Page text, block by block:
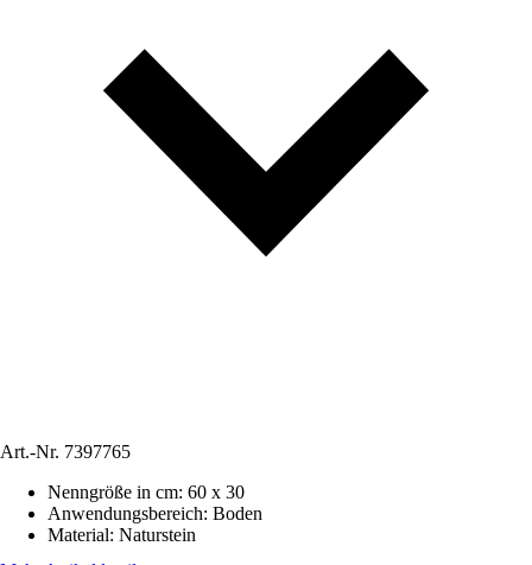
Art.-Nr. 7397765
Nenngröße in cm: 60 x 30
Anwendungsbereich: Boden
Material: Naturstein